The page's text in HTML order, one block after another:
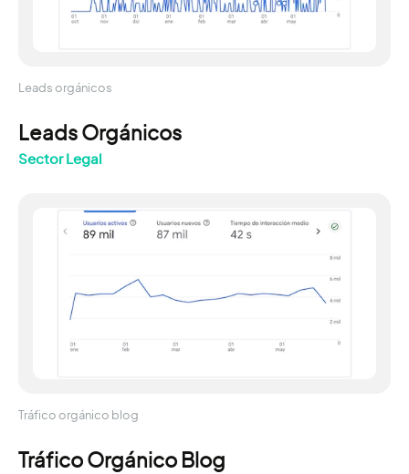
Leads orgánicos
Leads Orgánicos
Sector Legal
Tráfico orgánico blog
Tráfico Orgánico Blog